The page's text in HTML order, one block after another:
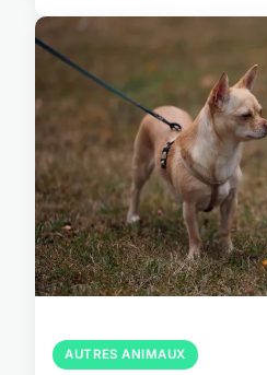
AUTRES ANIMAUX